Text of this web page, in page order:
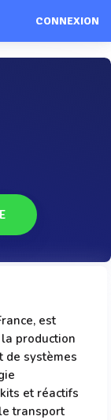
CONNEXION
est
production
de systèmes
et réactifs
transport